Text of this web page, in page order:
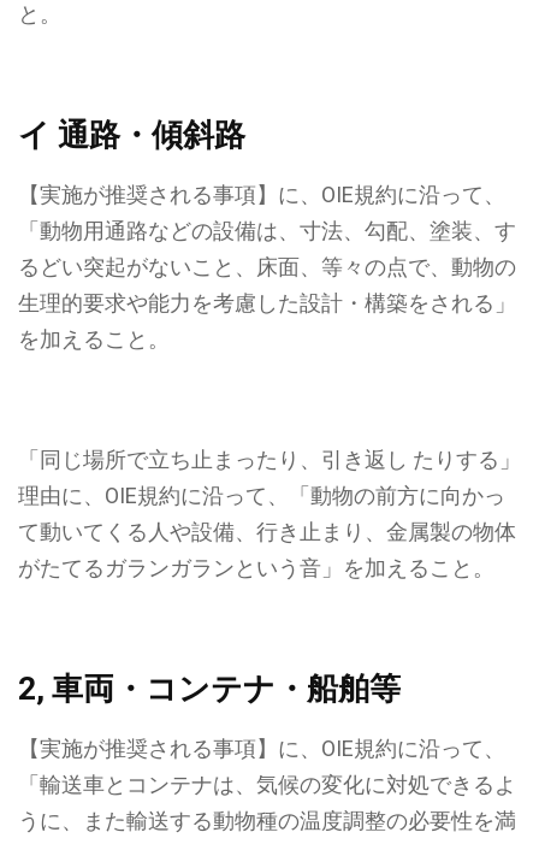
と。
イ 通路・傾斜路
【実施が推奨される事項】に、OIE規約に沿って、
「動物用通路などの設備は、寸法、勾配、塗装、す
るどい突起がないこと、床面、等々の点で、動物の
生理的要求や能力を考慮した設計・構築をされる」
を加えること。
「同じ場所で立ち止まったり、引き返し たりする」
理由に、OIE規約に沿って、「 動物の前方に向かっ
て動いてくる人や設備、行き止まり、金属製の物体
がたてるガランガランという音 」を加えること。
2, 車両・コンテナ・船舶等
【実施が推奨される事項】に、OIE規約に沿って、
「輸送車とコンテナは、気候の変化に対処できるよ
うに、また輸送する動物種の温度調整の必要性を満